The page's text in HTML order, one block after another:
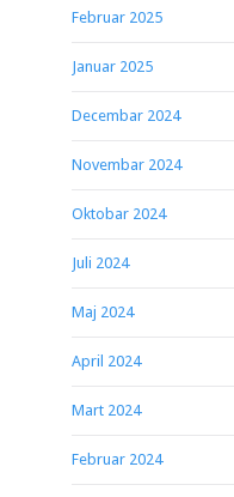
Februar 2025
Januar 2025
Decembar 2024
Novembar 2024
Oktobar 2024
Juli 2024
Maj 2024
April 2024
Mart 2024
Februar 2024